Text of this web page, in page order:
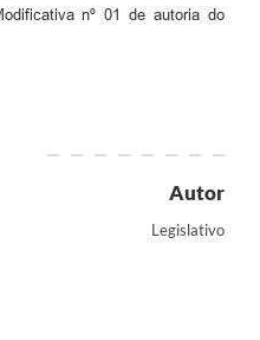
nº 01 de autoria do
Autor
Legislativo